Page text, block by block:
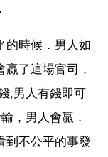
的時候．男人如
了這場官司，
,男人有錢即可
，男人會贏．
到不公平的事發